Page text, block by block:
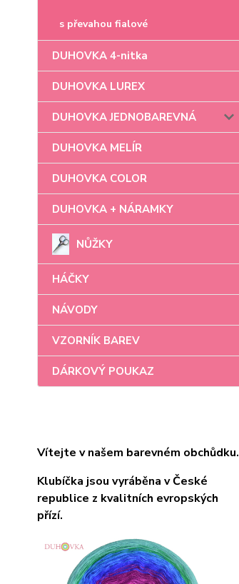
s převahou fialové
DUHOVKA 4-nitka
DUHOVKA LUREX
DUHOVKA JEDNOBAREVNÁ
DUHOVKA MELÍR
DUHOVKA COLOR
DUHOVKA + NÁRAMKY
NŮŽKY
HÁČKY
NÁVODY
VZORNÍK BAREV
DÁRKOVÝ POUKAZ
Vítejte v našem barevném obchůdku.
Klubíčka jsou vyráběna v České
republice z kvalitních evropských
přízí.